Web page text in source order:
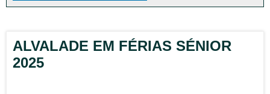
ALVALADE EM FÉRIAS SÉNIOR
2025